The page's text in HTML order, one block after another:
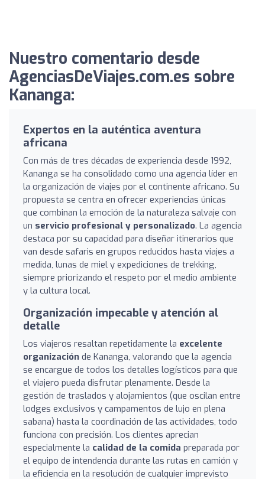
Nuestro comentario desde
AgenciasDeViajes.com.es sobre
Kananga:
Expertos en la auténtica aventura
africana
Con más de tres décadas de experiencia desde 1992,
Kananga se ha consolidado como una agencia líder en
la organización de viajes por el continente africano. Su
propuesta se centra en ofrecer experiencias únicas
que combinan la emoción de la naturaleza salvaje con
un servicio profesional y personalizado. La agencia
destaca por su capacidad para diseñar itinerarios que
van desde safaris en grupos reducidos hasta viajes a
medida, lunas de miel y expediciones de trekking,
siempre priorizando el respeto por el medio ambiente
y la cultura local.
Organización impecable y atención al
detalle
Los viajeros resaltan repetidamente la excelente
organización de Kananga, valorando que la agencia
se encargue de todos los detalles logísticos para que
el viajero pueda disfrutar plenamente. Desde la
gestión de traslados y alojamientos (que oscilan entre
lodges exclusivos y campamentos de lujo en plena
sabana) hasta la coordinación de las actividades, todo
funciona con precisión. Los clientes aprecian
especialmente la calidad de la comida preparada por
el equipo de intendencia durante las rutas en camión y
la eficiencia en la resolución de cualquier imprevisto